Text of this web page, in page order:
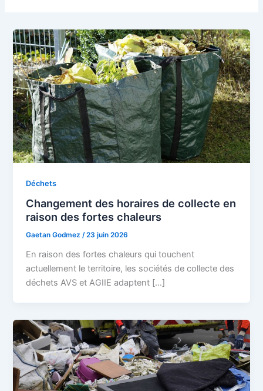
Déchets
Changement des horaires de collecte en
raison des fortes chaleurs
Gaetan Godmez/23 juin 2026
En raison des fortes chaleurs qui touchent
actuellement le territoire, les sociétés de collecte des
déchets AVS et AGIIE adaptent […]